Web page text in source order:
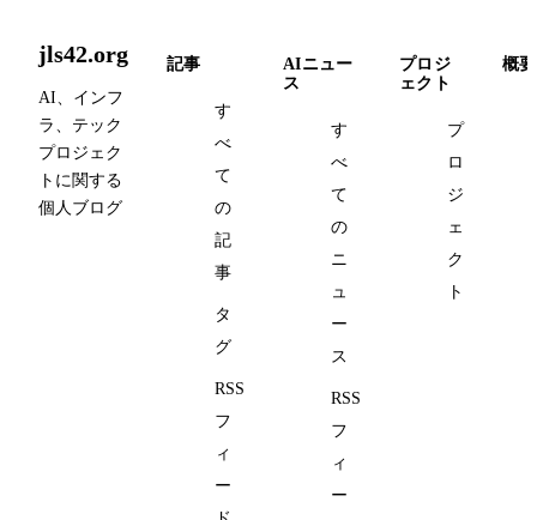
jls42.org
AI、インフ
ラ、テック
プロジェク
トに関する
個人ブログ
記事
す
べ
て
の
記
事
タ
グ
RSS
フ
ィ
ー
AIニュー
ス
す
べ
て
の
ニ
ュ
ー
ス
RSS
フ
ィ
ー
プロジ
ェクト
プ
ロ
ジ
ェ
ク
ト
概要